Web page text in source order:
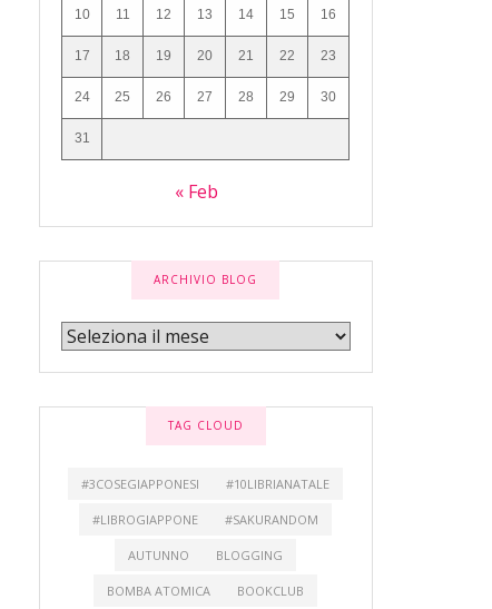
10 11 12 13 14 15 16
17 18 19 20 21 22 23
24 25 26 27 28 29 30
31
« Feb
ARCHIVIO BLOG
TAG CLOUD
#3COSEGIAPPONESI #10LIBRIANATALE
#LIBROGIAPPONE #SAKURANDOM
AUTUNNO BLOGGING
BOMBA ATOMICA BOOKCLUB